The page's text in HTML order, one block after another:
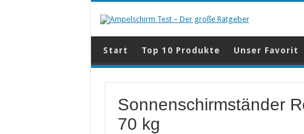
Start Top 10 Produkte Unser Favorit
Sonnenschirmständer
70 kg